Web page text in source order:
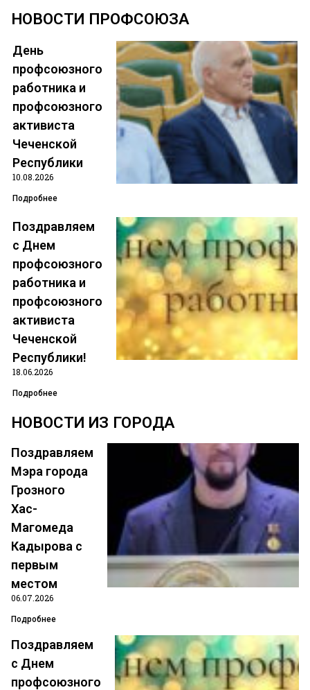
Чеченская Республиканская
организация общероссийского
профсоюза работников
государственных учреждений
и общественного
обслуживания
Российской Федерации
Ачхой-
Мартановский
район
НОВОСТИ ПРОФСОЮЗА
День
профсоюзного
работника и
профсоюзного
активиста
Чеченской
Республики
10.08.2026
Подробнее
Поздравляем
с Днем
профсоюзного
работника и
профсоюзного
активиста
Чеченской
Республики!
18.06.2026
Подробнее
НОВОСТИ ИЗ ГОРОДА
Поздравляем
Мэра города
Грозного
Хас-
Магомеда
Кадырова с
первым
местом
06.07.2026
Подробнее
Поздравляем
с Днем
профсоюзного